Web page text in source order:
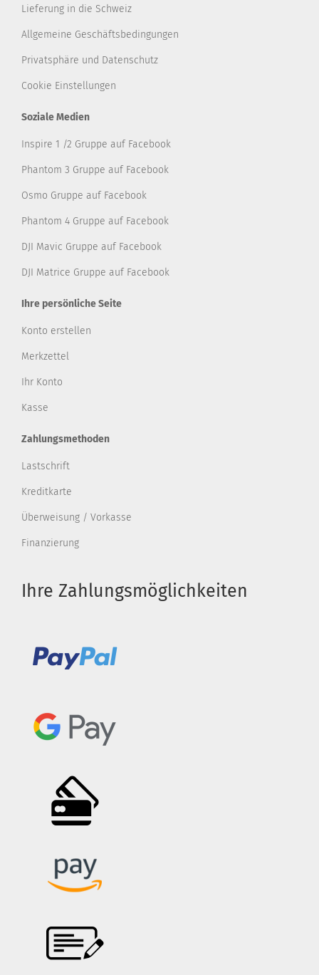
Lieferung in die Schweiz
Allgemeine Geschäftsbedingungen
Privatsphäre und Datenschutz
Cookie Einstellungen
Soziale Medien
Inspire 1 /2 Gruppe auf Facebook
Phantom 3 Gruppe auf Facebook
Osmo Gruppe auf Facebook
Phantom 4 Gruppe auf Facebook
DJI Mavic Gruppe auf Facebook
DJI Matrice Gruppe auf Facebook
Ihre persönliche Seite
Konto erstellen
Merkzettel
Ihr Konto
Kasse
Zahlungsmethoden
Lastschrift
Kreditkarte
Überweisung / Vorkasse
Finanzierung
Ihre Zahlungsmöglichkeiten